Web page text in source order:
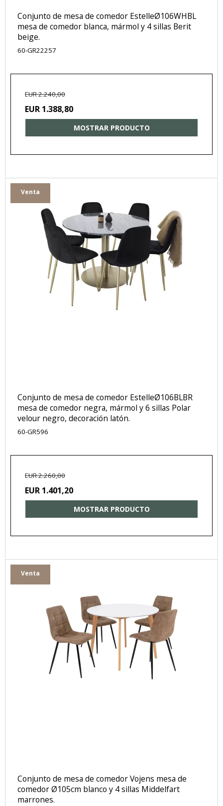
Conjunto de mesa de comedor EstelleØ106WHBL
mesa de comedor blanca, mármol y 4 sillas Berit
beige.
60-GR22257
EUR 2.240,00
EUR 1.388,80
MOSTRAR PRODUCTO
Venta
Conjunto de mesa de comedor EstelleØ106BLBR
mesa de comedor negra, mármol y 6 sillas Polar
velour negro, decoración latón.
60-GR596
EUR 2.260,00
EUR 1.401,20
MOSTRAR PRODUCTO
Venta
Conjunto de mesa de comedor Vojens mesa de
comedor Ø105cm blanco y 4 sillas Middelfart
marrones.